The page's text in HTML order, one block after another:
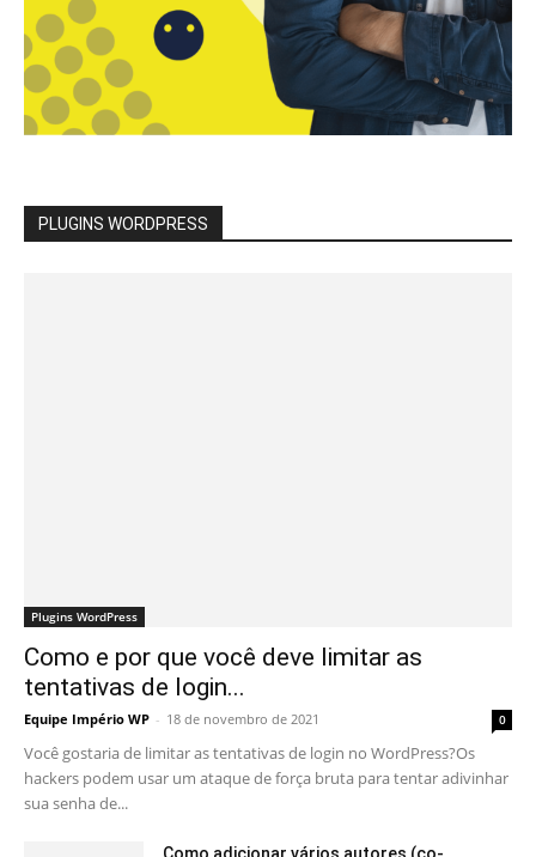
PLUGINS WORDPRESS
Plugins WordPress
Como e por que você deve limitar as
tentativas de login...
Equipe Império WP - 18 de novembro de 2021 0
Você gostaria de limitar as tentativas de login no WordPress?Os
hackers podem usar um ataque de força bruta para tentar adivinhar
sua senha de...